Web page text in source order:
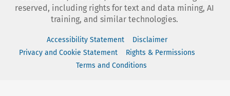
reserved, including rights for text and data mining, AI
training, and similar technologies.
Accessibility Statement
Disclaimer
Privacy and Cookie Statement
Rights & Permissions
Terms and Conditions